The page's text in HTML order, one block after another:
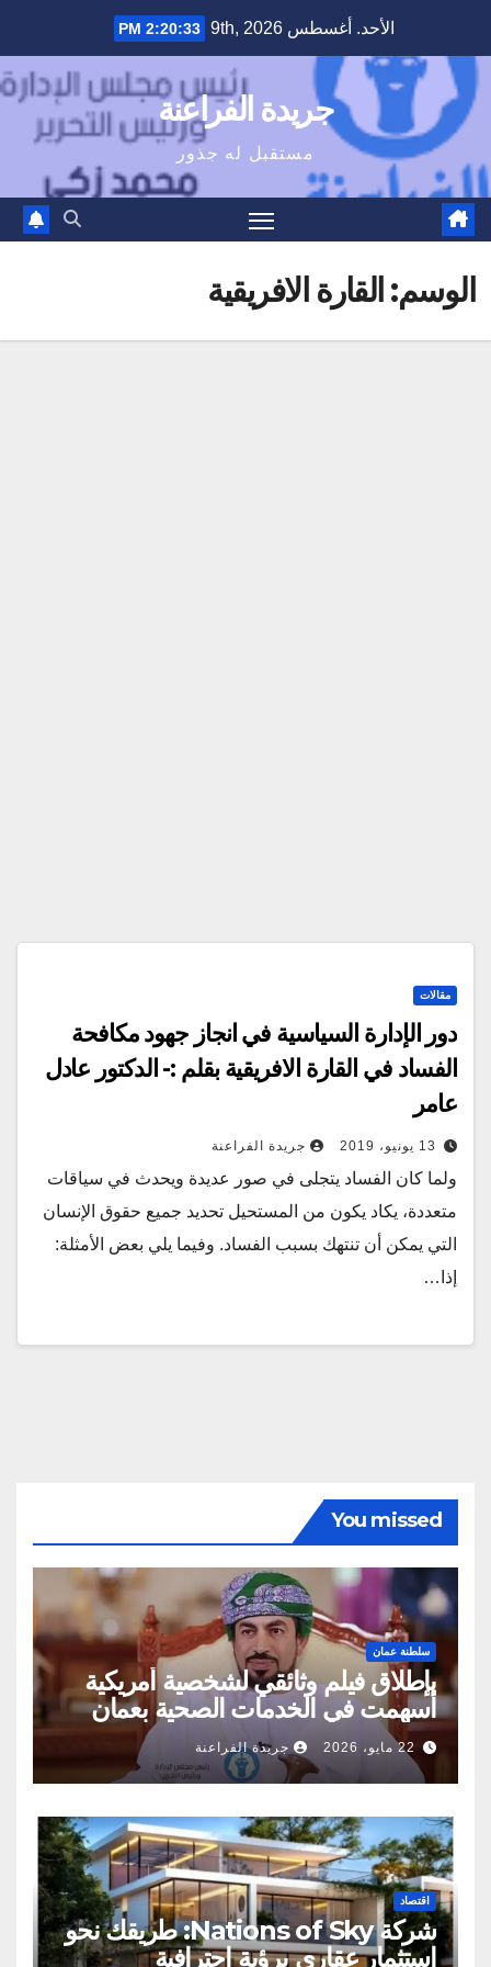
content
الأحد. أغسطس 9th, 2026 2:20:33 PM
جريدة الفراعنة
مستقبل له جذور
الوسم: القارة الافريقية
مقالات
دور الإدارة السياسية في انجاز جهود مكافحة
الفساد في القارة الافريقية بقلم :- الدكتور عادل
عامر
13 يونيو، 2019 جريدة الفراعنة
ولما كان الفساد يتجلى في صور عديدة ويحدث في سياقات
متعددة، يكاد يكون من المستحيل تحديد جميع حقوق الإنسان
التي يمكن أن تنتهك بسبب الفساد. وفيما يلي بعض الأمثلة:
إذا…
You missed
سلطنة عمان
بإطلاق فيلم وثائقي لشخصية أمريكية
أسهمت في الخدمات الصحية بعمان
22 مايو، 2026 جريدة الفراعنة
اقتصاد
شركة Nations of Sky: طريقك نحو
استثمار عقاري برؤية احترافية